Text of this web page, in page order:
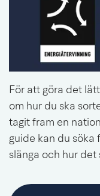
För att göra det
om hur du ska
tagit fram en
guide kan du söka
slänga och hur det